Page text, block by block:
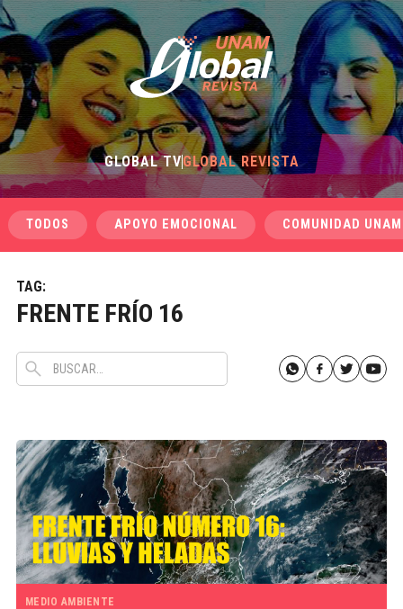
GLOBAL TVGLOBAL REVISTA
TODOS APOYO EMOCIONAL COMUNIDAD UNAM
TAG:
FRENTE FRÍO 16
MEDIO AMBIENTE